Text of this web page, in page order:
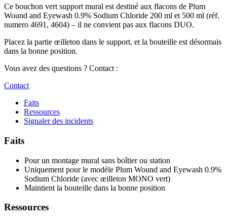
Ce bouchon vert support mural est destiné aux flacons de Plum
Wound and Eyewash 0.9% Sodium Chloride 200 ml et 500 ml (réf.
numero 4691, 4604) – il ne convient pas aux flacons DUO.
Placez la partie œilleton dans le support, et la bouteille est désormais
dans la bonne position.
Vous avez des questions ? Contact :
Contact
Faits
Ressources
Signaler des incidents
Faits
Pour un montage mural sans boîtier ou station
Uniquement pour le modèle Plum Wound and Eyewash 0.9%
Sodium Chloride (avec œilleton MONO vert)
Maintient la bouteille dans la bonne position
Ressources